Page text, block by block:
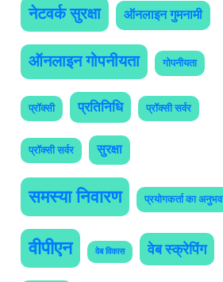
नेटवर्क सुरक्षा ऑनलाइन गुमनामी
ऑनलाइन गोपनीयता गोपनीयता
प्रॉक्सी प्रतिनिधि प्रॉक्सी सर्वर
प्रॉक्सी सर्वर सुरक्षा
समस्या निवारण प्रयोगकर्ता का अनुभव
वीपीएन वेब विकास वेब स्क्रेपिंग